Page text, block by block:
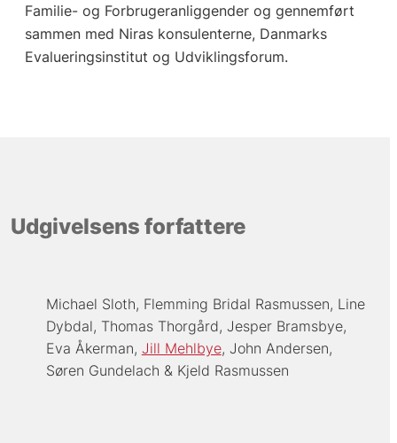
Familie- og Forbrugeranliggender og gennemført
sammen med Niras konsulenterne, Danmarks
Evalueringsinstitut og Udviklingsforum.
Udgivelsens forfattere
Michael Sloth Flemming Bridal Rasmussen Line
Dybdal Thomas Thorgård Jesper Bramsbye
Eva Åkerman Jill Mehlbye John Andersen
Søren Gundelach
Kjeld Rasmussen